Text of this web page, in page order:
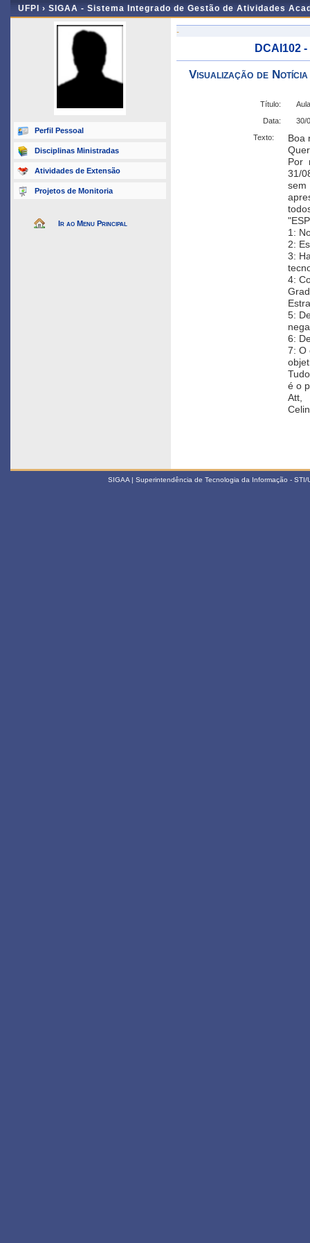
UFPI › SIGAA - Sistema Integrado de Gestão de Atividades
Perfil Pessoal
Disciplinas Ministradas
Atividades de Extensão
Projetos de Monitoria
Ir ao Menu Principal
-
DCAI102
Visualização de Notícia
Título:
Data:
30/
Texto:
Boa
Por
31/
sem
1:
2:
3:
4:
5:
6:
7: O
é o
Att,
SIGAA | Superintendência de Tecnologia da Informação -